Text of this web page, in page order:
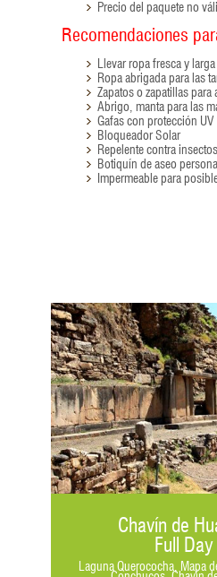
Precio del paquete no
Recomendaciones
Llevar ropa fresca y larga
Ropa abrigada para las
Zapatos o zapatillas para
Abrigo, manta para las
Gafas con protección UV
Bloqueador Solar
Repelente contra
Botiquín de aseo
Impermeable para
Chavín de
Full Day
Laguna Querococha, Mapa
Conchucos, Chavín